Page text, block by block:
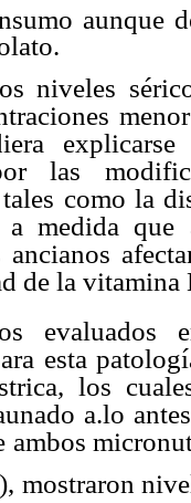
aunque
niveles
las
como la
a medida
ancianos
de la vitamina
evaluados
esta
los
a.lo antes
ambos
mostraron